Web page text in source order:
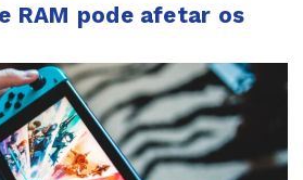
RAM pode afetar os